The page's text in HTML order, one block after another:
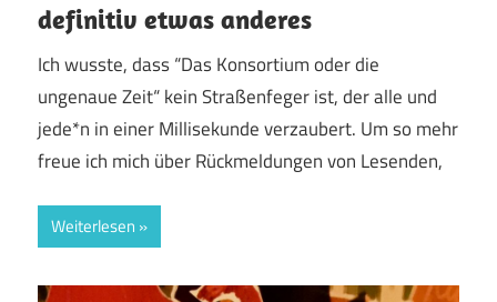
definitiv etwas anderes
Ich wusste, dass “Das Konsortium oder die
ungenaue Zeit“ kein Straßenfeger ist, der alle und
jede*n in einer Millisekunde verzaubert. Um so mehr
freue ich mich über Rückmeldungen von Lesenden,
Weiterlesen